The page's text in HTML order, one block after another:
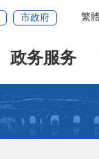
繁
市政府
政务服务